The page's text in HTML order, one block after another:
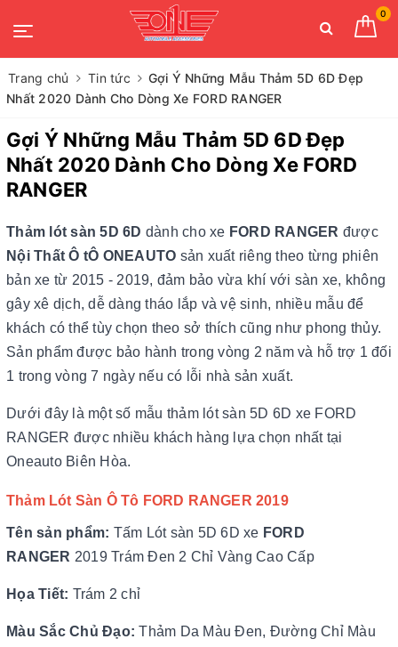
0
Trang chủ Tin tức
Gợi Ý Những Mẫu Thảm 5D 6D Đẹp
Nhất 2020 Dành Cho Dòng Xe FORD RANGER
Gợi Ý Những Mẫu Thảm 5D 6D Đẹp
Nhất 2020 Dành Cho Dòng Xe FORD
RANGER
Thảm lót sàn 5D 6D dành cho xe FORD RANGER được
Nội Thất Ô tÔ ONEAUTO sản xuất riêng theo từng phiên
bản xe từ 2015 - 2019, đảm bảo vừa khí với sàn xe, không
gây xê dịch, dễ dàng tháo lắp và vệ sinh, nhiều mẫu để
khách có thể tùy chọn theo sở thích cũng như phong thủy.
Sản phẩm được bảo hành trong vòng 2 năm và hỗ trợ 1 đối
1 trong vòng 7 ngày nếu có lỗi nhà sản xuất.
Dưới đây là một số mẫu thảm lót sàn 5D 6D xe FORD
RANGER được nhiều khách hàng lựa chọn nhất tại
Oneauto Biên Hòa.
Thảm Lót Sàn Ô Tô FORD RANGER 2019
Tên sản phẩm: Tấm Lót sàn 5D 6D xe FORD
RANGER 2019 Trám Đen 2 Chỉ Vàng Cao Cấp
Họa Tiết: Trám 2 chỉ
Màu Sắc Chủ Đạo: Thảm Da Màu Đen, Đường Chỉ Màu